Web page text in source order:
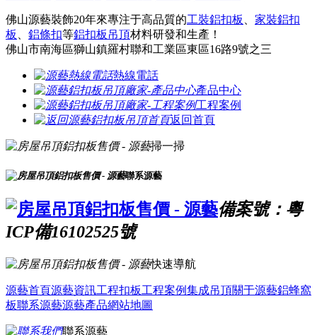
佛山源藝裝飾20年來專注于高品質的工裝鋁扣板
家裝鋁扣
板
鋁條扣等鋁扣板吊頂材料研發和生產！
佛山市南海區獅山鎮羅村聯和工業區東區16路9號之三
熱線電話
產品中心
工程案例
返回首頁
掃一掃
聯系源藝
備案號：粵
ICP備16102525號
快速導航
源藝首頁源藝資訊工程扣板工程案例集成吊頂關于源藝鋁蜂窩
板聯系源藝源藝產品網站地圖
聯系源藝